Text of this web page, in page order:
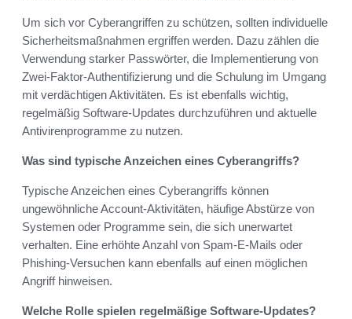
Um sich vor Cyberangriffen zu schützen, sollten individuelle
Sicherheitsmaßnahmen ergriffen werden. Dazu zählen die
Verwendung starker Passwörter, die Implementierung von
Zwei-Faktor-Authentifizierung und die Schulung im Umgang
mit verdächtigen Aktivitäten. Es ist ebenfalls wichtig,
regelmäßig Software-Updates durchzuführen und aktuelle
Antivirenprogramme zu nutzen.
Was sind typische Anzeichen eines Cyberangriffs?
Typische Anzeichen eines Cyberangriffs können
ungewöhnliche Account-Aktivitäten, häufige Abstürze von
Systemen oder Programme sein, die sich unerwartet
verhalten. Eine erhöhte Anzahl von Spam-E-Mails oder
Phishing-Versuchen kann ebenfalls auf einen möglichen
Angriff hinweisen.
Welche Rolle spielen regelmäßige Software-Updates?